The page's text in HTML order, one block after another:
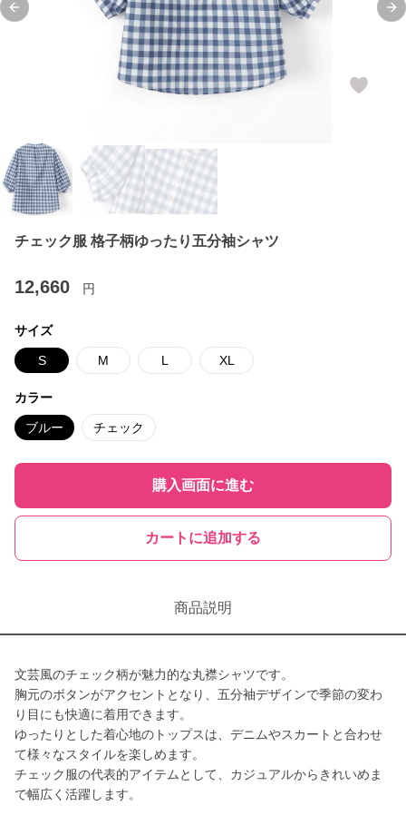
Previous slide
チェック服 格子柄ゆったり五分袖シャツ
12,660 円
サイズ
S M L XL
カラー
ブルー チェック
購入画面に進む
カートに追加する
商品説明
文芸風のチェック柄が魅力的な丸襟シャツです。
胸元のボタンがアクセントとなり、五分袖デザインで季節の変わ
り目にも快適に着用できます。
ゆったりとした着心地のトップスは、デニムやスカートと合わせ
て様々なスタイルを楽しめます。
チェック服の代表的アイテムとして、カジュアルからきれいめま
で幅広く活躍します。